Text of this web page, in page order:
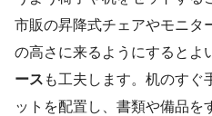
市販の昇降式チェアやモニタ
の高さに来るようにするとよ
ース も工夫します。机のすぐ
ットを配置し、書類や備品を